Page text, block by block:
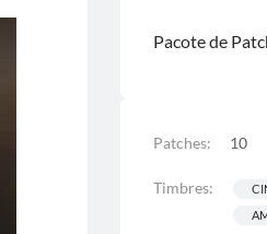
Pacote de
Patches: 10
Timbres: